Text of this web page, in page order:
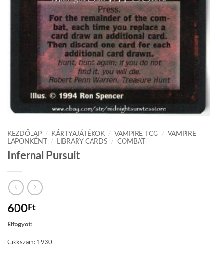
KEZDŐLAP / KÁRTYAJÁTÉKOK / VAMPIRE TCG /
VAMPIRE
LAPONKÉNT
/ LIBRARY CARDS / COMBAT
Infernal Pursuit
600Ft
Elfogyott
Cikkszám: 1930